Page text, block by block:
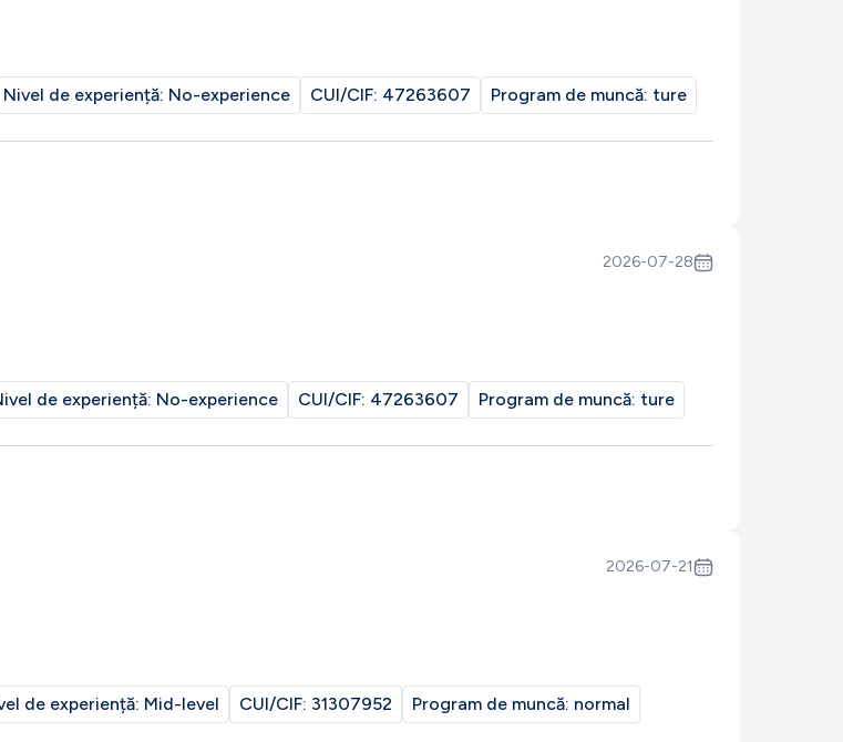
Nivel de experiență: No-experience CUI/CIF: 47263607 Program de muncă: ture
2026-07-28
de experiență: No-experience CUI/CIF: 47263607 Program de muncă: ture
2026-07-21
de experiență: Mid-level CUI/CIF: 31307952 Program de muncă: normal